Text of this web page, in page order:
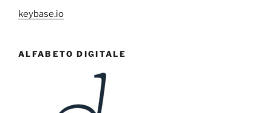
keybase.io
ALFABETO DIGITALE